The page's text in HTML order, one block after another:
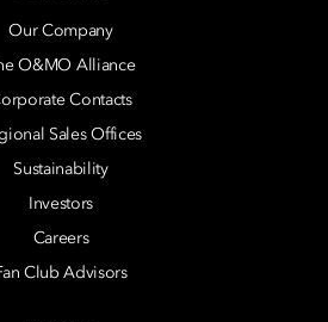
Our Company
O&MO Alliance
Contacts
Sales Offices
Sustainability
Investors
Careers
Club Advisors